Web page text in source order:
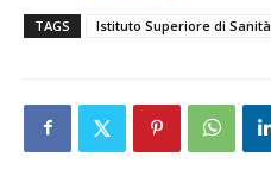
TAGS Istituto Superiore di Sanità